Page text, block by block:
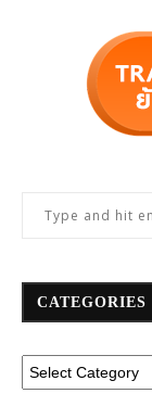
CATEGORIES